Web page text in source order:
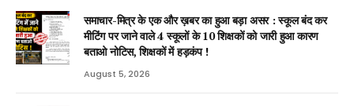
समाचार-मित्र के एक और ख़बर का हुआ बड़ा असर : स्कूल बंद कर
मीटिंग पर जाने वाले 4 स्कूलों के 10 शिक्षकों को जारी हुआ कारण
बताओ नोटिस, शिक्षकों में हड़कंप !
August 5, 2026